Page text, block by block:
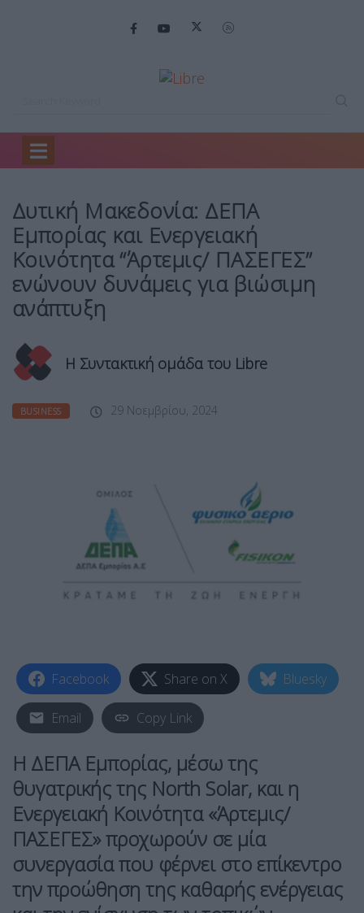
Home
Δυτική Μακεδονία: ΔΕΠΑ
Εμπορίας και Ενεργειακή
Κοινότητα “Άρτεμις/ ΠΑΣΕΓΕΣ”
ενώνουν δυνάμεις για βιώσιμη
ανάπτυξη
Η Συντακτική ομάδα του Libre
BUSINESS 29 Νοεμβρίου, 2024
Facebook Share on X Bluesky
Email Copy Link
Η ΔΕΠΑ Εμπορίας, μέσω της
θυγατρικής της North Solar, και η
Ενεργειακή Κοινότητα «Άρτεμις/
ΠΑΣΕΓΕΣ» προχωρούν σε μία
συνεργασία που φέρνει στο επίκεντρο
την προώθηση της καθαρής ενέργειας